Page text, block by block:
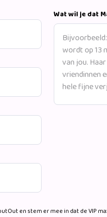
Wat wil je dat
en stem er mee in dat de VIP